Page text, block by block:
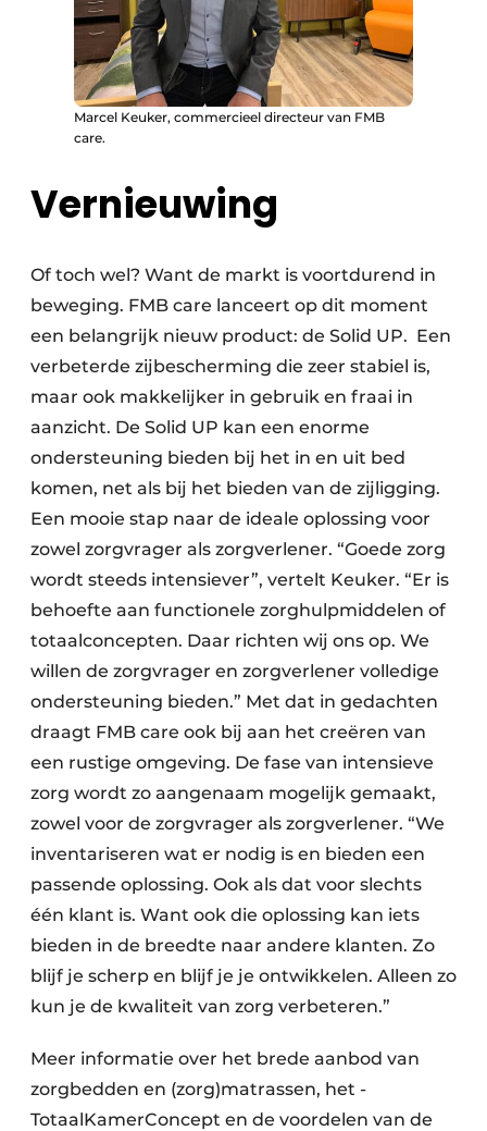
Marcel Keuker, commercieel directeur van FMB
care.
Vernieuwing
Of toch wel? Want de markt is voortdurend in
beweging. FMB care lanceert op dit moment
een belangrijk nieuw product: de Solid UP. Een
verbeterde zijbescherming die zeer stabiel is,
maar ook makkelijker in gebruik en fraai in
aanzicht. De Solid UP kan een enorme
ondersteuning bieden bij het in en uit bed
komen, net als bij het bieden van de zijligging.
Een mooie stap naar de ideale oplossing voor
zowel zorgvrager als zorgverlener. “Goede zorg
wordt steeds intensiever”, vertelt Keuker. “Er is
behoefte aan functionele zorghulpmiddelen of
totaalconcepten. Daar richten wij ons op. We
willen de zorgvrager en zorgverlener volledige
ondersteuning bieden.” Met dat in gedachten
draagt FMB care ook bij aan het creëren van
een rustige omgeving. De fase van intensieve
zorg wordt zo aangenaam mogelijk gemaakt,
zowel voor de zorgvrager als zorgverlener. “We
inventariseren wat er nodig is en bieden een
passende oplossing. Ook als dat voor slechts
één klant is. Want ook die oplossing kan iets
bieden in de breedte naar andere klanten. Zo
blijf je scherp en blijf je je ontwikkelen. Alleen zo
kun je de kwaliteit van zorg verbeteren.”
Meer informatie over het brede aanbod van
zorgbedden en (zorg)matrassen, het ­
TotaalKamerConcept en de voordelen van de